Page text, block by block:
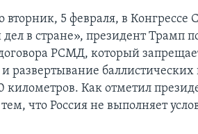
вторник, 5 февраля, в
в стране», президент Трамп
РСМД, который
развертывание
километров. Как отметил
тем, что Россия не выполняет